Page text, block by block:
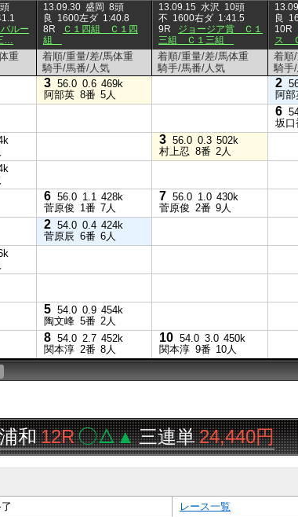
ルー
…
13.09.30 盛岡 8頭
良
1600左ダ 1:40.8
8R
Ｃ１四組 Ｃ１四
組
13.09.15 水沢 10頭
不 1600右ダ 1:41.5
9R
ジョージア賞 Ｃ１
三組 Ｃ１三組
良
10R
ス
重
着順/重量/差/馬体重
騎手/馬番/人気
着順/重量/差/馬体重
騎手/馬番/人気
着順
騎手
3 56.0 0.6 469k
阿部英 8番 5人
2
阿部
6
坂口
3 56.0 0.3 502k
村上忍 8番 2人
6 56.0 1.1 428k
菅原俊 1番 7人
7 56.0 1.0 430k
菅原俊 2番 9人
2 54.0 0.4 424k
菅原辰 6番 6人
5 54.0 0.9 454k
陶文峰 5番 2人
8 54.0 2.7 452k
関本淳 2番 8人
10 54.0 3.0 450k
関本淳 9番 10人
12R◯△▲三連単24,440円
レース一覧